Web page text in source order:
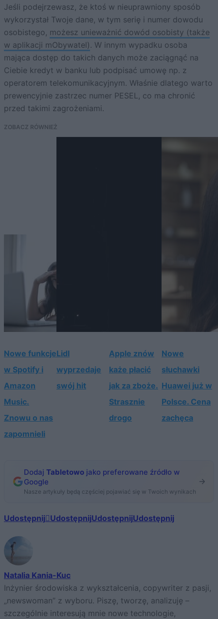
Jeśli podejrzewasz, że ktoś w nieuprawniony sposób
wykorzystał Twoje dane, w tym serię i numer dowodu
osobistego, możesz unieważnić dowód osobisty (także
w aplikacji mObywatel). W innym wypadku osoba
mająca dostęp do takich danych może zaciągnąć na
Ciebie kredyt w banku lub podpisać umowę np. z
operatorem telekomunikacyjnym. Właśnie dlatego warto
prewencyjnie zastrzec numer PESEL, co ma chronić
przed takimi zagrożeniami.
ZOBACZ RÓWNIEŻ
Nowe funkcje
w Spotify i
Amazon
Music.
Znowu o nas
zapomnieli
Lidl
wyprzedaje
swój hit
Apple znów
każe płacić
jak za zboże.
Strasznie
drogo
Nowe
słuchawki
Huawei już w
Polsce. Cena
zachęca
Dodaj Tabletowo jako preferowane źródło w
Google
Nasze artykuły będą częściej pojawiać się w Twoich wynikach
Udostępnij UdostępnijUdostępnijUdostępnij
Natalia Kania-Kuc
Inżynier środowiska z wykształcenia, copywriter z pasji,
„newswoman” z wyboru. Piszę, tworzę, analizuję –
szczególnie interesują mnie nowe technologie,